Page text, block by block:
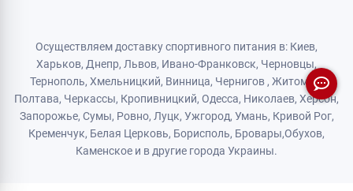
© 2026 WAYSPORT - интернет магазин спортивного питания.